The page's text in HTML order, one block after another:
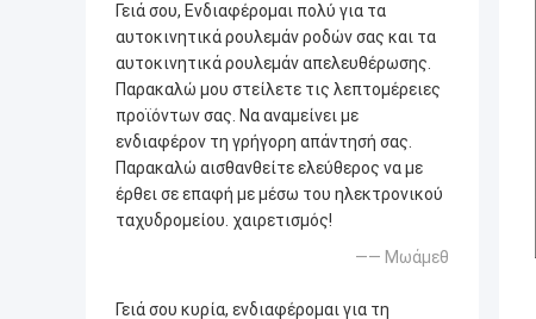
Γειά σου, Ενδιαφέρομαι πολύ για τα
αυτοκινητικά ρουλεμάν ροδών σας και τα
αυτοκινητικά ρουλεμάν απελευθέρωσης.
Παρακαλώ μου στείλετε τις λεπτομέρειες
προϊόντων σας. Να αναμείνει με
ενδιαφέρον τη γρήγορη απάντησή σας.
Παρακαλώ αισθανθείτε ελεύθερος να με
έρθει σε επαφή με μέσω του ηλεκτρονικού
ταχυδρομείου. χαιρετισμός!
—— Μωάμεθ
Γειά σου κυρία, ενδιαφέρομαι για τη